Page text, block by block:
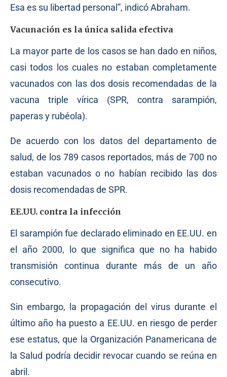
Esa es su libertad personal”, indicó Abraham.
Vacunación es la única salida efectiva
La mayor parte de los casos se han dado en niños,
casi todos los cuales no estaban completamente
vacunados con las dos dosis recomendadas de la
vacuna triple vírica (SPR, contra sarampión,
paperas y rubéola).
De acuerdo con los datos del departamento de
salud, de los 789 casos reportados, más de 700 no
estaban vacunados o no habían recibido las dos
dosis recomendadas de SPR.
EE.UU. contra la infección
El sarampión fue declarado eliminado en EE.UU. en
el año 2000, lo que significa que no ha habido
transmisión continua durante más de un año
consecutivo.
Sin embargo, la propagación del virus durante el
último año ha puesto a EE.UU. en riesgo de perder
ese estatus, que la Organización Panamericana de
la Salud podría decidir revocar cuando se reúna en
abril.